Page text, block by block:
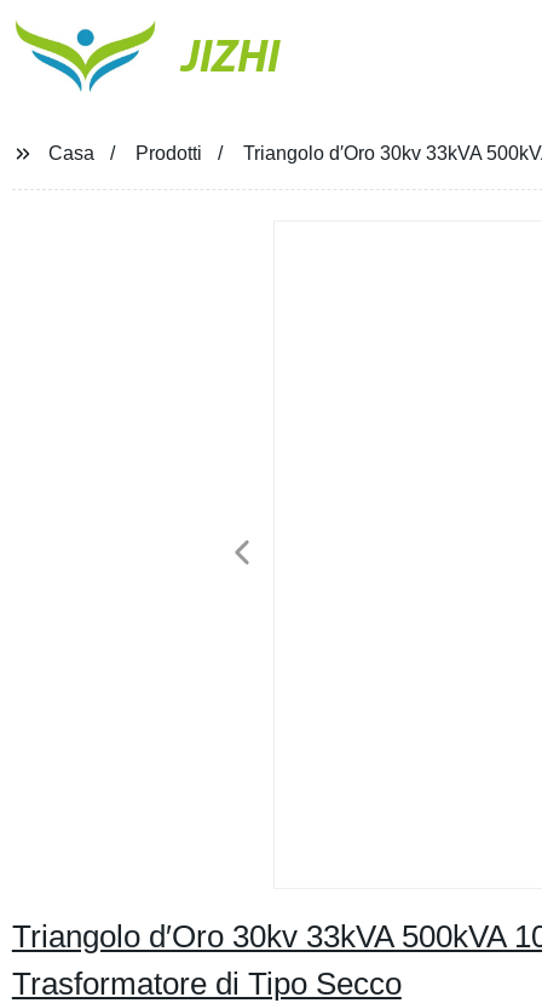
JIZHI
Casa Prodotti Triangolo d′Oro 30kv 33kVA
Triangolo d′Oro 30kv 33kVA 500kVA
Trasformatore di Tipo Secco